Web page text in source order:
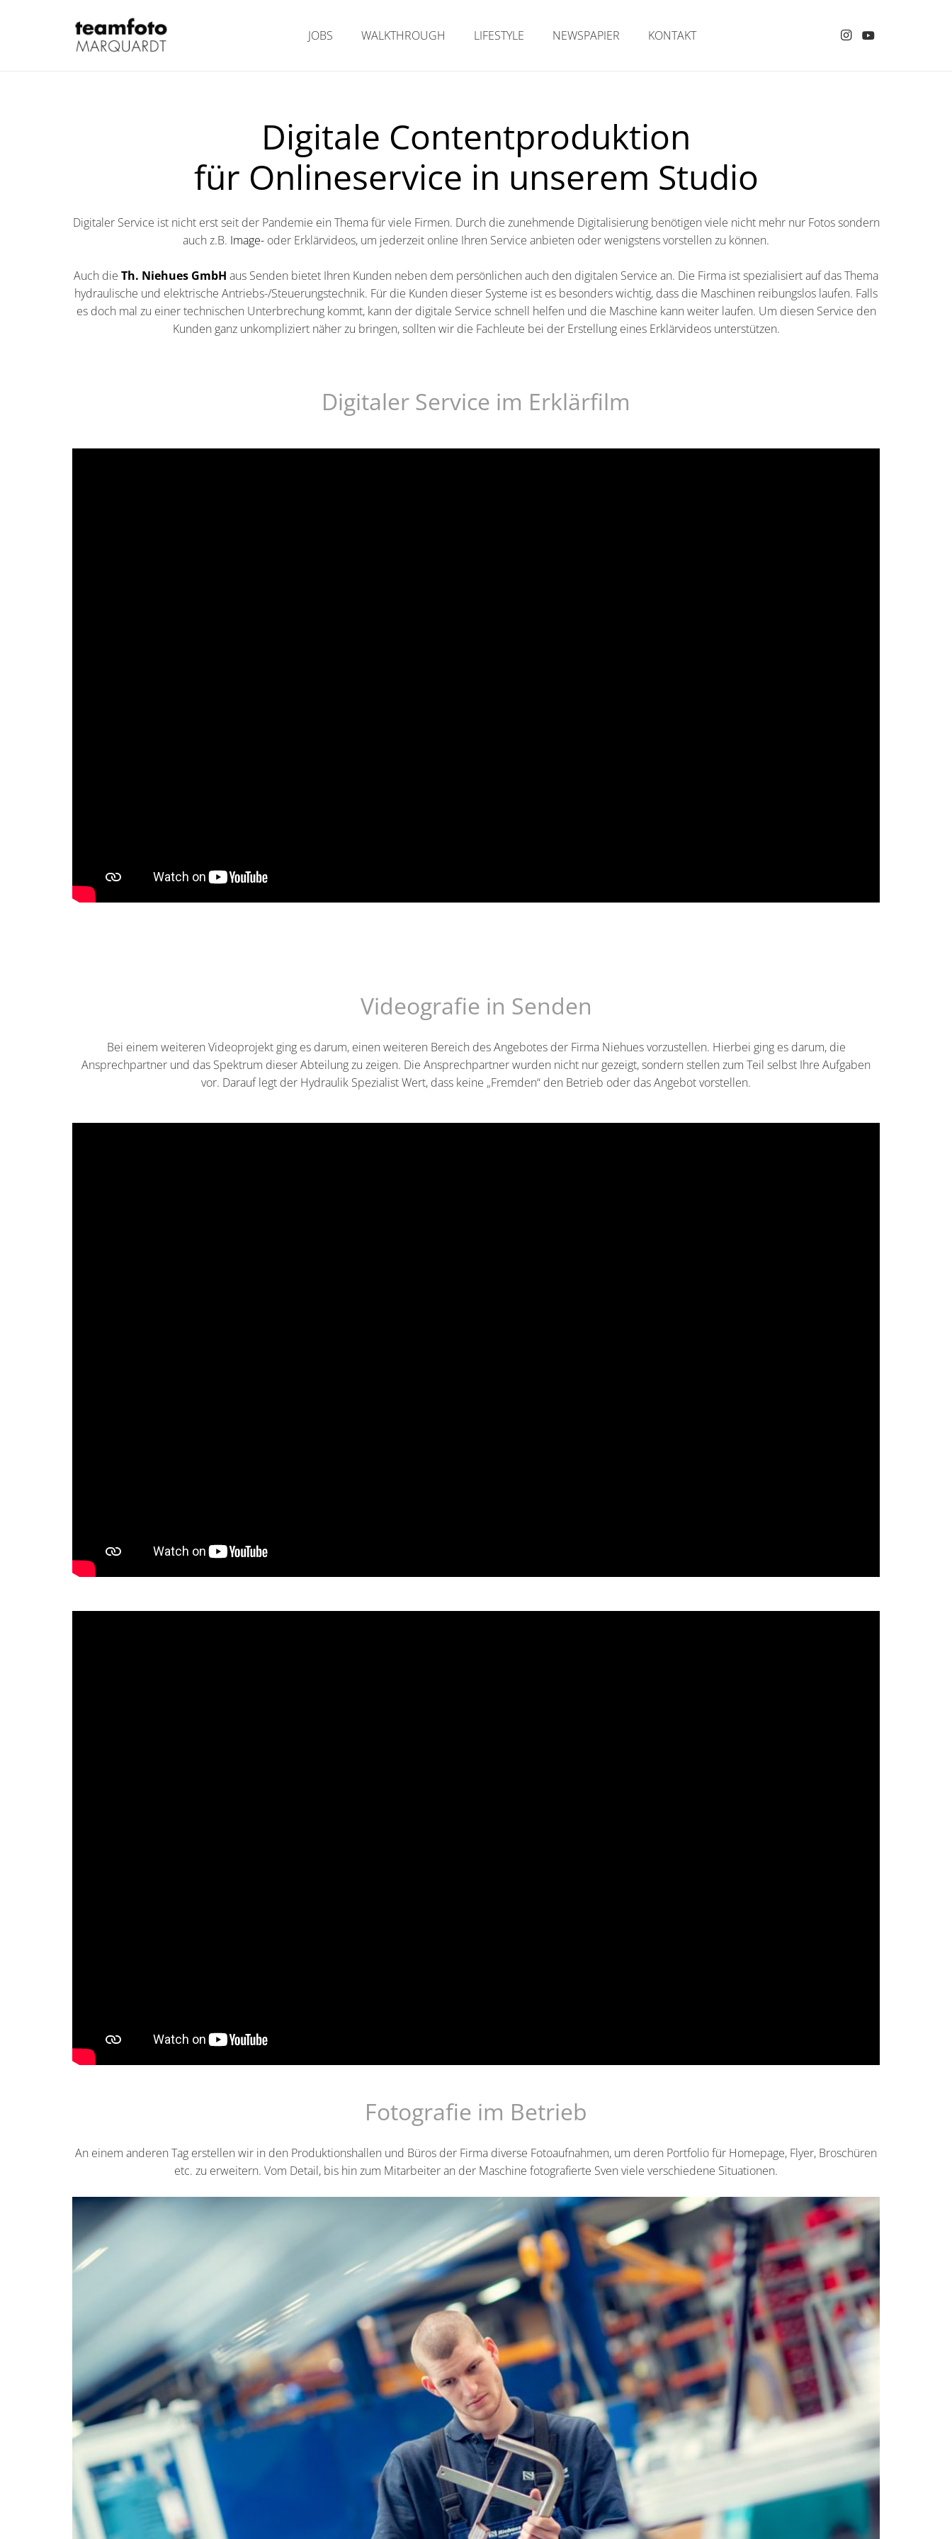
JOBS WALKTHROUGH LIFESTYLE NEWSPAPIER KONTAKT
Digitale Contentproduktion
für Onlineservice in unserem Studio
Digitaler Service ist nicht erst seit der Pandemie ein Thema für viele Firmen. Durch die zunehmende Digitalisierung benötigen viele nicht mehr nur Fotos sondern
auch z.B. Image- oder Erklärvideos, um jederzeit online Ihren Service anbieten oder wenigstens vorstellen zu können.
Auch die Th. Niehues GmbH aus Senden bietet Ihren Kunden neben dem persönlichen auch den digitalen Service an. Die Firma ist spezialisiert auf das Thema
hydraulische und elektrische Antriebs-/Steuerungstechnik. Für die Kunden dieser Systeme ist es besonders wichtig, dass die Maschinen reibungslos laufen. Falls
es doch mal zu einer technischen Unterbrechung kommt, kann der digitale Service schnell helfen und die Maschine kann weiter laufen. Um diesen Service den
Kunden ganz unkompliziert näher zu bringen, sollten wir die Fachleute bei der Erstellung eines Erklärvideos unterstützen.
Digitaler Service im Erklärfilm
Videografie in Senden
Bei einem weiteren Videoprojekt ging es darum, einen weiteren Bereich des Angebotes der Firma Niehues vorzustellen. Hierbei ging es darum, die
Ansprechpartner und das Spektrum dieser Abteilung zu zeigen. Die Ansprechpartner wurden nicht nur gezeigt, sondern stellen zum Teil selbst Ihre Aufgaben
vor. Darauf legt der Hydraulik Spezialist Wert, dass keine „Fremden“ den Betrieb oder das Angebot vorstellen.
Fotografie im Betrieb
An einem anderen Tag erstellen wir in den Produktionshallen und Büros der Firma diverse Fotoaufnahmen, um deren Portfolio für Homepage, Flyer, Broschüren
etc. zu erweitern. Vom Detail, bis hin zum Mitarbeiter an der Maschine fotografierte Sven viele verschiedene Situationen.